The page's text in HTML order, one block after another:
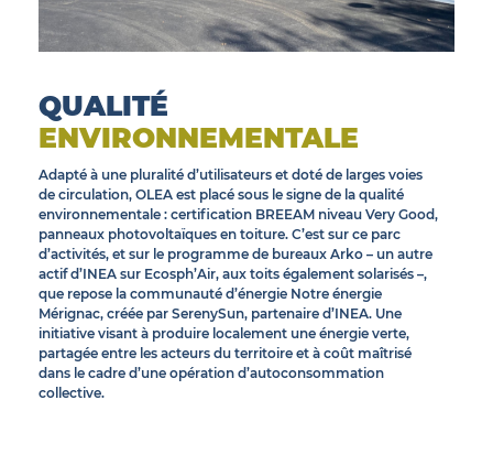
QUALITÉ
ENVIRONNEMENTALE
Adapté à une pluralité d’utilisateurs et doté de larges voies
de circulation, OLEA est placé sous le signe de la qualité
environnementale : certification BREEAM niveau Very Good,
panneaux photovoltaïques en toiture. C’est sur ce parc
d’activités, et sur le programme de bureaux Arko – un autre
actif d’INEA sur Ecosph’Air, aux toits également solarisés –,
que repose la communauté d’énergie Notre énergie
Mérignac, créée par SerenySun, partenaire d’INEA. Une
initiative visant à produire localement une énergie verte,
partagée entre les acteurs du territoire et à coût maîtrisé
dans le cadre d’une opération d’autoconsommation
collective.